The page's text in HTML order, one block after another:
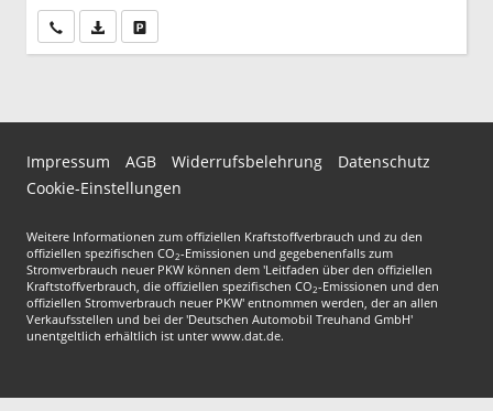
Wir rufen Sie anPDF-Datei, Fahrzeugexposé drucken
Impressum AGB Widerrufsbelehrung
Datenschutz
Cookie-Einstellungen
Weitere Informationen zum offiziellen Kraftstoffverbrauch und zu den
offiziellen spezifischen CO2-Emissionen und gegebenenfalls zum
Stromverbrauch neuer PKW können dem 'Leitfaden über den offiziellen
Kraftstoffverbrauch, die offiziellen spezifischen CO2-Emissionen und den
offiziellen Stromverbrauch neuer PKW' entnommen werden, der an allen
Verkaufsstellen und bei der 'Deutschen Automobil Treuhand GmbH'
unentgeltlich erhältlich ist unter www.dat.de.